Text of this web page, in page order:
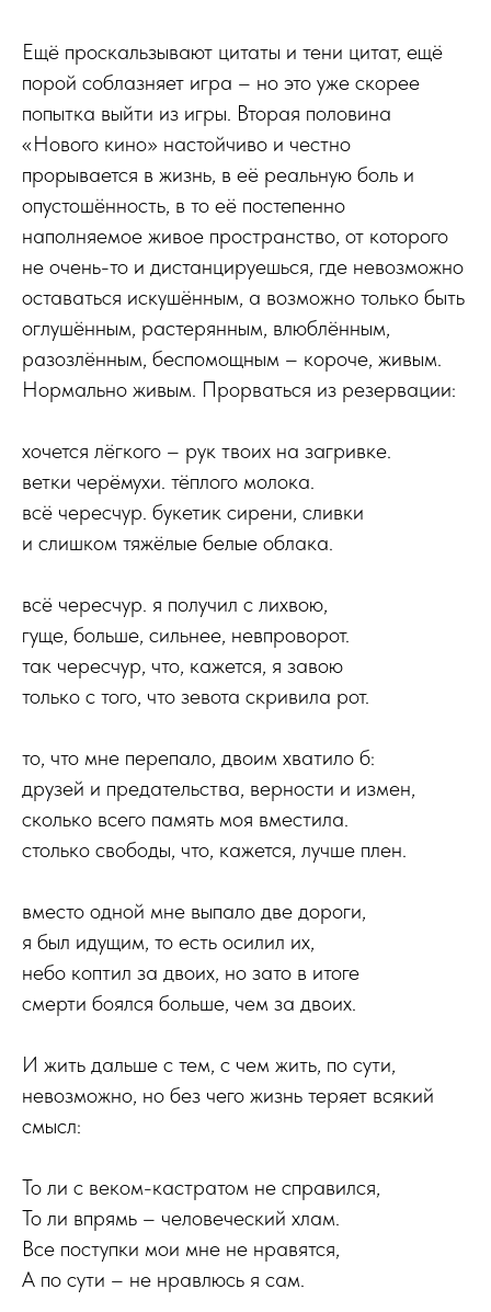
Ещё проскальзывают цитаты и тени цитат, ещё
порой соблазняет игра – но это уже скорее
попытка выйти из игры. Вторая половина
«Нового кино» настойчиво и честно
прорывается в жизнь, в её реальную боль и
опустошённость, в то её постепенно
наполняемое живое пространство, от которого
не очень-то и дистанцируешься, где невозможно
оставаться искушённым, а возможно только быть
оглушённым, растерянным, влюблённым,
разозлённым, беспомощным – короче, живым.
Нормально живым. Прорваться из резервации:
хочется лёгкого – рук твоих на загривке.
ветки черёмухи. тёплого молока.
всё чересчур. букетик сирени, сливки
и слишком тяжёлые белые облака.
всё чересчур. я получил с лихвою,
гуще, больше, сильнее, невпроворот.
так чересчур, что, кажется, я завою
только с того, что зевота скривила рот.
то, что мне перепало, двоим хватило б:
друзей и предательства, верности и измен,
сколько всего память моя вместила.
столько свободы, что, кажется, лучше плен.
вместо одной мне выпало две дороги,
я был идущим, то есть осилил их,
небо коптил за двоих, но зато в итоге
смерти боялся больше, чем за двоих.
И жить дальше с тем, с чем жить, по сути,
невозможно, но без чего жизнь теряет всякий
смысл:
То ли с веком-кастратом не справился,
То ли впрямь – человеческий хлам.
Все поступки мои мне не нравятся,
А по сути – не нравлюсь я сам.